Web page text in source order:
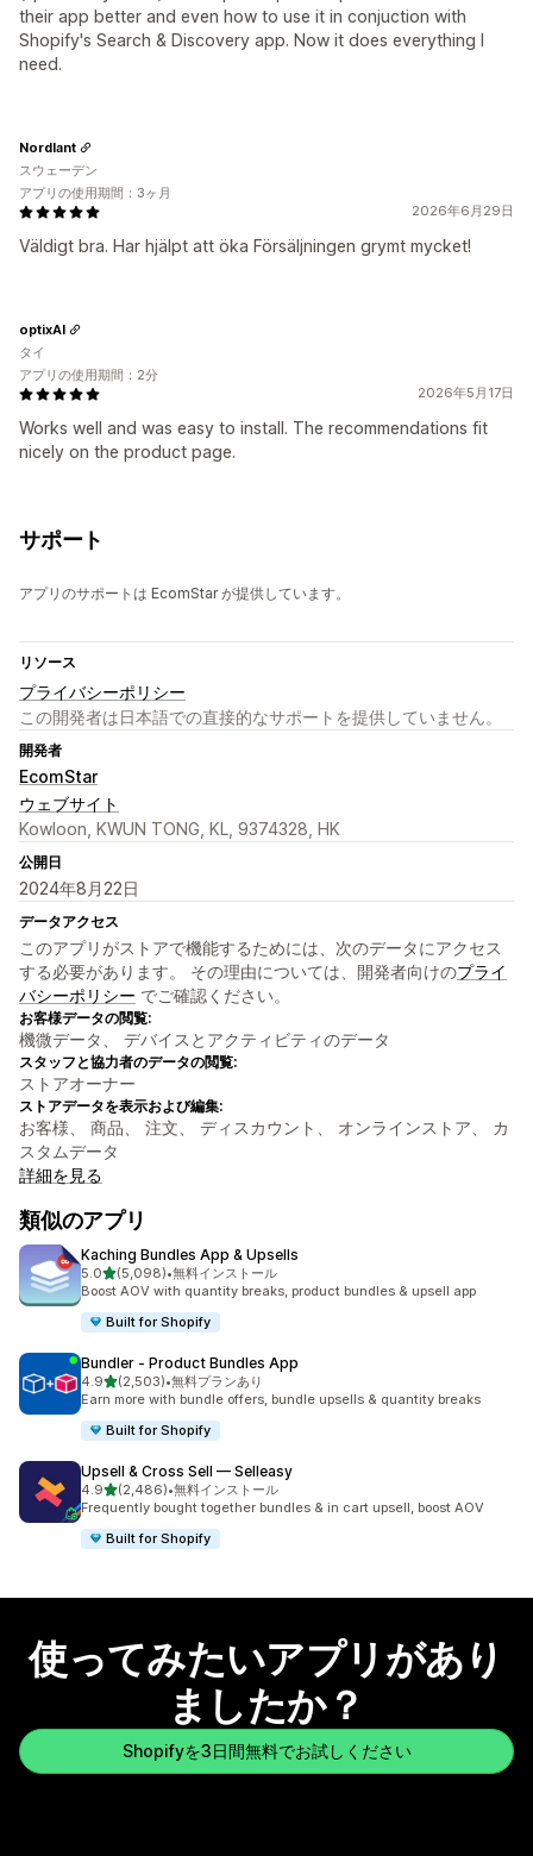
their app better and even how to use it in conjuction with
Shopify's Search & Discovery app. Now it does everything I
need.
2026年6月29日
Väldigt bra. Har hjälpt att öka Försäljningen grymt mycket!
Nordlant
スウェーデン
アプリの使用期間：3ヶ月
2026年5月17日
Works well and was easy to install. The recommendations fit
nicely on the product page.
optixAI
タイ
アプリの使用期間：2分
サポート
アプリのサポートは EcomStar が提供しています。
リソース
プライバシーポリシー
この開発者は日本語での直接的なサポートを提供していません。
開発者
EcomStar
ウェブサイト
Kowloon, KWUN TONG, KL, 9374328, HK
公開日
2024年8月22日
データアクセス
このアプリがストアで機能するためには、次のデータにアクセス
する必要があります。 その理由については、開発者向けのプライ
バシーポリシー でご確認ください。
お客様データの閲覧:
機微データ、 デバイスとアクティビティのデータ
スタッフと協力者のデータの閲覧:
ストアオーナー
ストアデータを表示および編集:
お客様、 商品、 注文、 ディスカウント、 オンラインストア、 カ
スタムデータ
詳細を見る
類似のアプリ
Kaching Bundles App & Upsells
5.05つ星中
(5,098)
合計レビュー数：5098件
•無料インストール
Boost AOV with quantity breaks, product bundles & upsell app
Built for Shopify
Bundler ‑ Product Bundles App
4.95つ星中
(2,503)
合計レビュー数：2503件
•無料プランあり
Earn more with bundle offers, bundle upsells & quantity breaks
Built for Shopify
Upsell & Cross Sell — Selleasy
4.95つ星中
(2,486)
合計レビュー数：2486件
•無料インストール
Frequently bought together bundles & in cart upsell, boost AOV
Built for Shopify
使ってみたいアプリがあり
ましたか？
Shopifyを3日間無料でお試しください